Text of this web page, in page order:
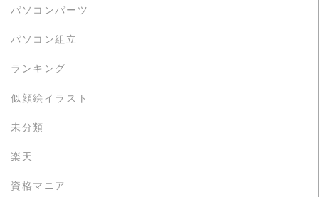
パソコンパーツ
パソコン組立
ランキング
似顔絵イラスト
未分類
楽天
資格マニア